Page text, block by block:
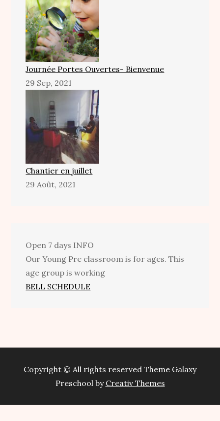
Journée Portes Ouvertes- Bienvenue
29 Sep, 2021
Chantier en juillet
29 Août, 2021
Open 7 days INFO
Our Young Pre classroom is for ages. This
age group is working
BELL SCHEDULE
Copyright © All rights reserved Theme Galaxy
Preschool by Creativ Themes